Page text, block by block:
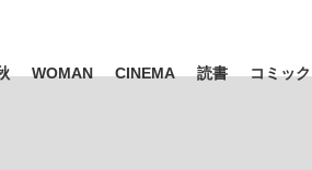
WOMAN CINEMA 読書 コミック